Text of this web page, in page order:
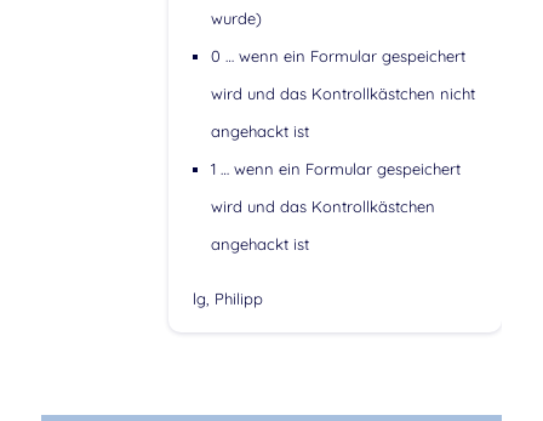
wurde)
0 … wenn ein Formular gespeichert
wird und das Kontrollkästchen nicht
angehackt ist
1 … wenn ein Formular gespeichert
wird und das Kontrollkästchen
angehackt ist
lg, Philipp